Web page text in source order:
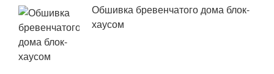
Обшивка бревенчатого дома блок-
хаусом